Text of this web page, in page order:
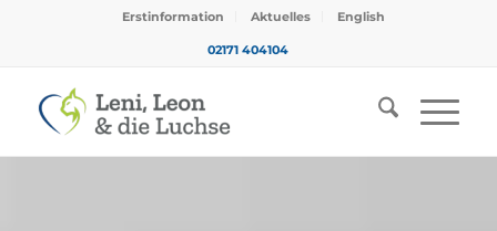
Erstinformation Aktuelles English
02171 404104